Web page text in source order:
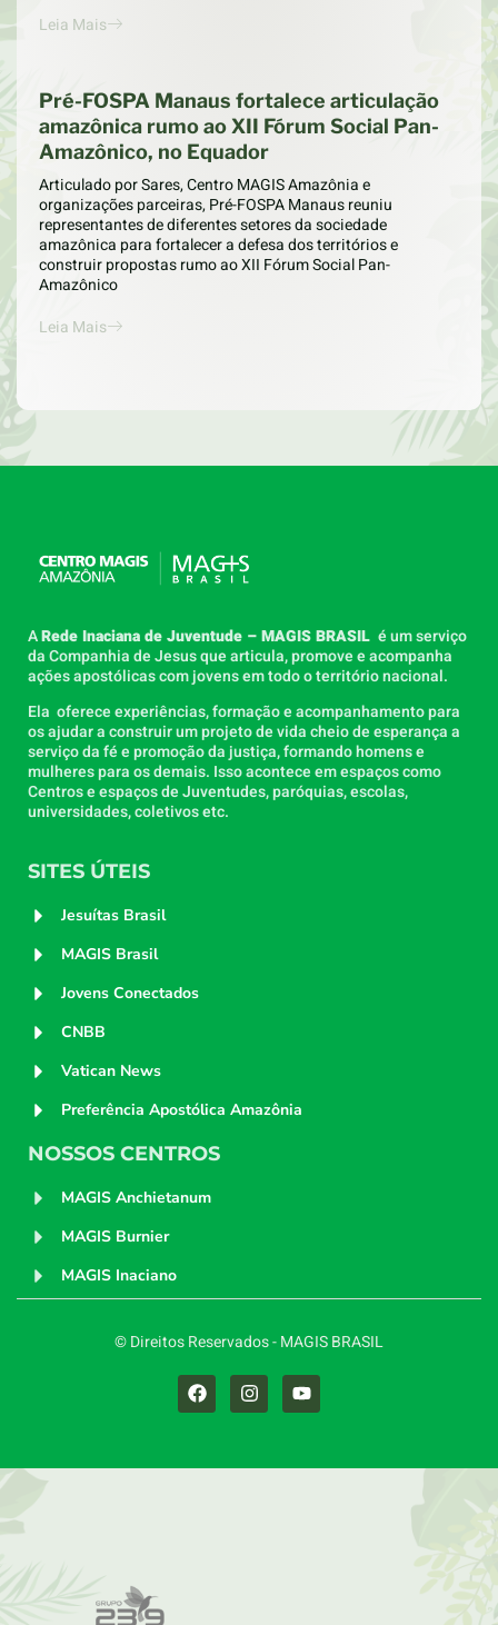
Leia Mais
Pré-FOSPA Manaus fortalece articulação
amazônica rumo ao XII Fórum Social Pan-
Amazônico, no Equador
Articulado por Sares, Centro MAGIS Amazônia e
organizações parceiras, Pré-FOSPA Manaus reuniu
representantes de diferentes setores da sociedade
amazônica para fortalecer a defesa dos territórios e
construir propostas rumo ao XII Fórum Social Pan-
Amazônico
Leia Mais
ARede Inaciana de Juventude – MAGIS BRASIL é um serviço
da Companhia de Jesus que articula, promove e acompanha
ações apostólicas com jovens em todo o território nacional.
Ela oferece experiências, formação e acompanhamento para
os ajudar a construir um projeto de vida cheio de esperança a
serviço da fé e promoção da justiça, formando homens e
mulheres para os demais. Isso acontece em espaços como
Centros e espaços de Juventudes, paróquias, escolas,
universidades, coletivos etc.
SITES ÚTEIS
Jesuítas Brasil
MAGIS Brasil
Jovens Conectados
CNBB
Vatican News
Preferência Apostólica Amazônia
NOSSOS CENTROS
MAGIS Anchietanum
MAGIS Burnier
MAGIS Inaciano
© Direitos Reservados - MAGIS BRASIL